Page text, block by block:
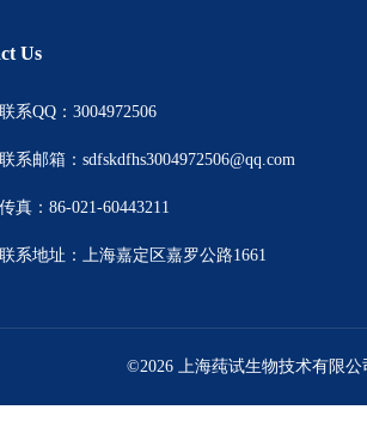
Us
联系QQ：3004972506
联系邮箱：sdfskdfhs3004972506@qq.com
传真：86-021-60443211
联系地址：上海嘉定区嘉罗公路1661
©2026 上海莼试生物技术有限